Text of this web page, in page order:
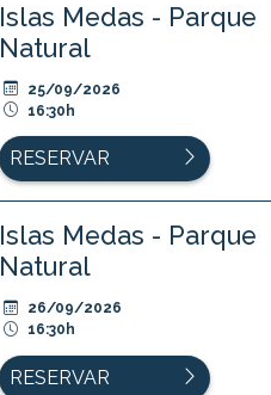
Islas Medas - Parque
Natural
25/09/2026
16:30h
RESERVAR
Islas Medas - Parque
Natural
26/09/2026
16:30h
RESERVAR